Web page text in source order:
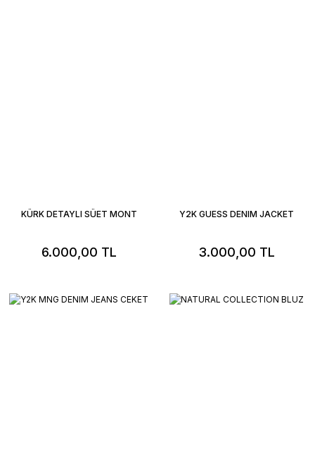
KÜRK DETAYLI SÜET MONT
6.000,00 TL
Y2K GUESS DENIM JACKET
3.000,00 TL